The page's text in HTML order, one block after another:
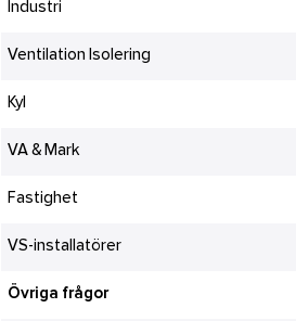
Industri
Ventilation Isolering
Kyl
VA & Mark
Fastighet
VS-installatörer
Övriga frågor